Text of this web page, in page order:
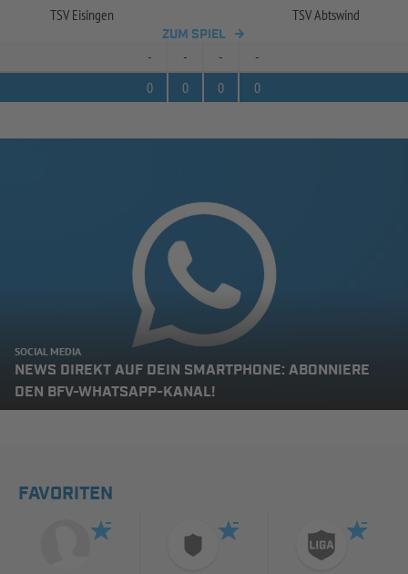
TSV Eisingen TSV Abtswind
ZUM SPIEL
- - -
-
0
0 0 0
SOCIAL MEDIA
NEWS DIREKT AUF DEIN SMARTPHONE: ABONNIERE
DEN BFV-WHATSAPP-KANAL!
FAVORITEN